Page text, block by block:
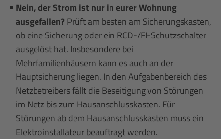
Nein, der Strom ist nur in eurer Wohnung
ausgefallen? Prüft am besten am Sicherungskasten,
ob eine Sicherung oder ein RCD-/FI-Schutzschalter
ausgelöst hat. Insbesondere bei
Mehrfamilienhäusern kann es auch an der
Hauptsicherung liegen. In den Aufgabenbereich des
Netzbetreibers fällt die Beseitigung von Störungen
im Netz bis zum Hausanschlusskasten. Für
Störungen ab dem Hausanschlusskasten muss ein
Elektroinstallateur beauftragt werden.